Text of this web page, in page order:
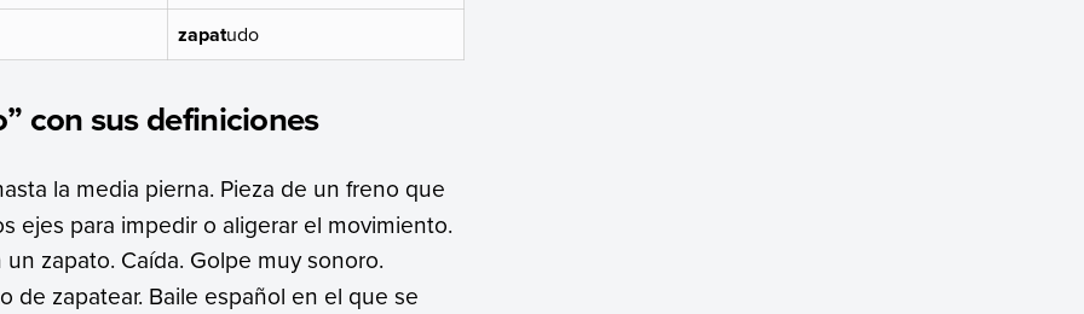
zapatudo
con sus definiciones
la media pierna. Pieza de un freno que
ejes para impedir o aligerar el movimiento.
zapato. Caída. Golpe muy sonoro.
de zapatear. Baile español en el que se